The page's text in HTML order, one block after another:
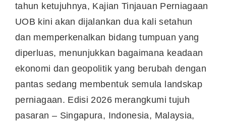
tahun ketujuhnya, Kajian Tinjauan Perniagaan
UOB kini akan dijalankan dua kali setahun
dan memperkenalkan bidang tumpuan yang
diperluas, menunjukkan bagaimana keadaan
ekonomi dan geopolitik yang berubah dengan
pantas sedang membentuk semula landskap
perniagaan. Edisi 2026 merangkumi tujuh
pasaran – Singapura, Indonesia, Malaysia,